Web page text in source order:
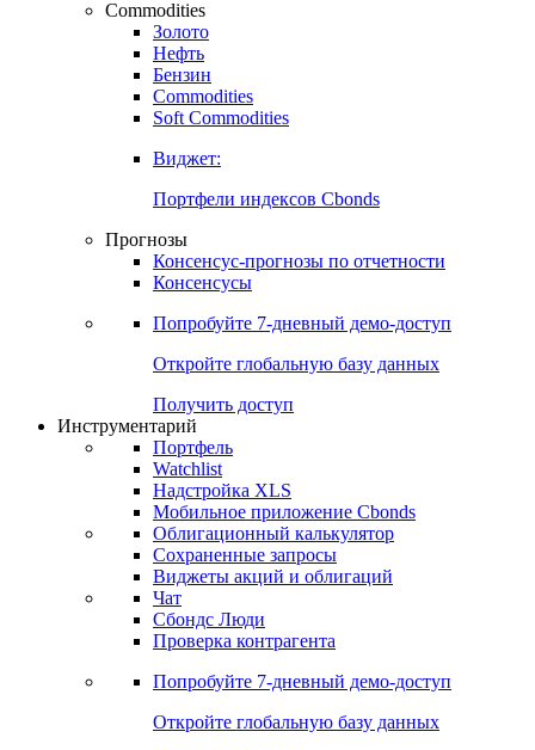
Commodities
Золото
Нефть
Бензин
Commodities
Soft Commodities
Виджет:
Портфели индексов Cbonds
Прогнозы
Консенсус-прогнозы по отчетности
Консенсусы
Попробуйте 7-дневный демо-доступ
Откройте глобальную базу данных
Получить доступ
Инструментарий
Портфель
Watchlist
Надстройка XLS
Мобильное приложение Cbonds
Облигационный калькулятор
Сохраненные запросы
Виджеты акций и облигаций
Чат
Сбондс Люди
Проверка контрагента
Попробуйте 7-дневный демо-доступ
Откройте глобальную базу данных